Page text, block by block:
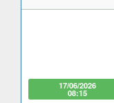
17/06/2026
08:15